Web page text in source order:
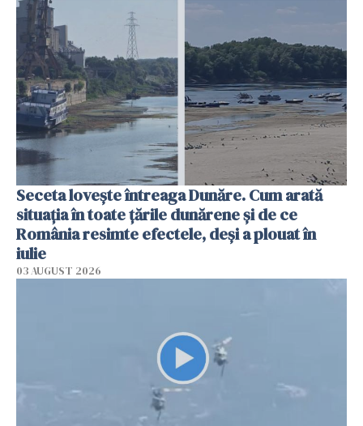
Seceta lovește întreaga Dunăre. Cum arată
situația în toate țările dunărene și de ce
România resimte efectele, deși a plouat în
iulie
03 AUGUST 2026